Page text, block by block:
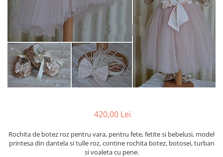
Cercei din aur dama
Cercei de aur lungi cu lant
Cercei din aur tortite
Cercei din aur alb
Cercei aur cu surub
420,00 Lei
Rochita de botez roz pentru vara, pentru fete, fetite si bebelusi, model
printesa din dantela si tulle roz, contine rochita botez, botosei, turban
si voaleta cu pene.